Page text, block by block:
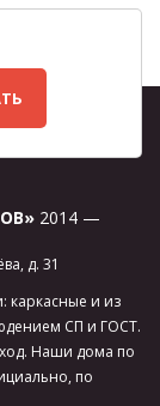
2014 —
д. 31
каркасные и из
СП и ГОСТ.
Наши дома по
по